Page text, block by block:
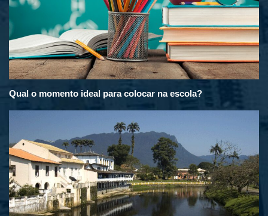
Qual o momento ideal para colocar na escola?